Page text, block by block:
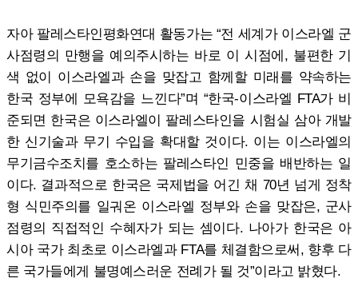
자아 팔레스타인평화연대 활동가는 “전 세계가 이스라엘 군
사점령의 만행을 예의주시하는 바로 이 시점에, 불편한 기
색 없이 이스라엘과 손을 맞잡고 함께할 미래를 약속하는
한국 정부에 모욕감을 느낀다”며 “한국-이스라엘 FTA가 비
준되면 한국은 이스라엘이 팔레스타인을 시험실 삼아 개발
한 신기술과 무기 수입을 확대할 것이다. 이는 이스라엘의
무기금수조치를 호소하는 팔레스타인 민중을 배반하는 일
이다. 결과적으로 한국은 국제법을 어긴 채 70년 넘게 정착
형 식민주의를 일궈온 이스라엘 정부와 손을 맞잡은, 군사
점령의 직접적인 수혜자가 되는 셈이다. 나아가 한국은 아
시아 국가 최초로 이스라엘과 FTA를 체결함으로써, 향후 다
른 국가들에게 불명예스러운 전례가 될 것”이라고 밝혔다.